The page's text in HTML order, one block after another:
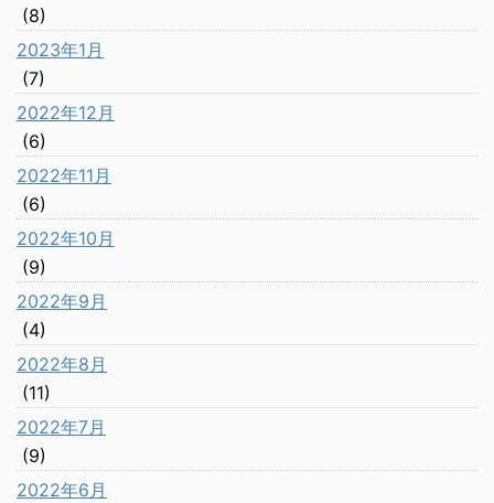
(8)
2023年1月
(7)
2022年12月
(6)
2022年11月
(6)
2022年10月
(9)
2022年9月
(4)
2022年8月
(11)
2022年7月
(9)
2022年6月